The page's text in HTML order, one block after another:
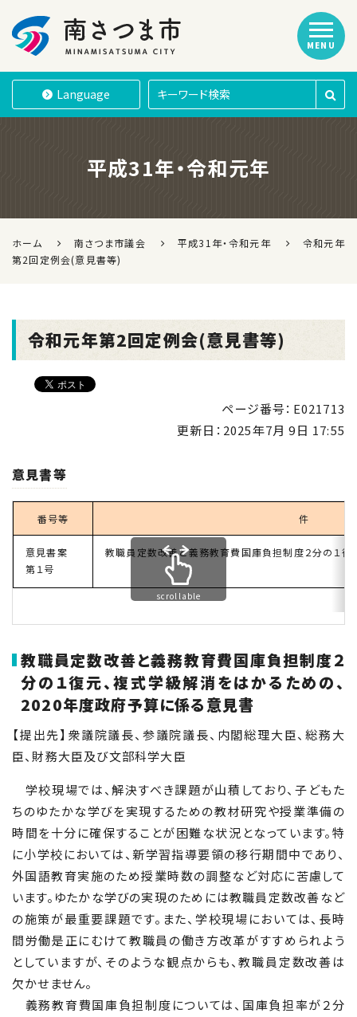
南さつま市
Language
MENU
平成31年・令和元年
ホーム 南さつま市議会 平成31年・令和元年
令和元年
第2回定例会(意見書等)
令和元年第2回定例会(意見書等)
ページ番号：E021713
更新日： 2025年7月 9日 17:55
意見書等
番号等
意見書案
第１号
教職員定数改善と義務教育費国庫負担制度２分の１
scrollable
教職員定数改善と義務教育費国庫負担制度２
分の１復元、複式学級解消をはかるための、
2020年度政府予算に係る意見書
【提出先】衆議院議長、参議院議長、内閣総理大臣、総務大
臣、財務大臣及び文部科学大臣
学校現場では、解決すべき課題が山積しており、子どもた
ちのゆたかな学びを実現するための教材研究や授業準備の
時間を十分に確保することが困難な状況となっています。特
に小学校においては、新学習指導要領の移行期間中であり、
外国語教育実施のため授業時数の調整など対応に苦慮して
います。ゆたかな学びの実現のためには教職員定数改善など
の施策が最重要課題です。また、学校現場においては、長時
間労働是正にむけて教職員の働き方改革がすすめられよう
としていますが、そのような観点からも、教職員定数改善は
欠かせません。
義務教育費国庫負担制度については、国庫負担率が２分